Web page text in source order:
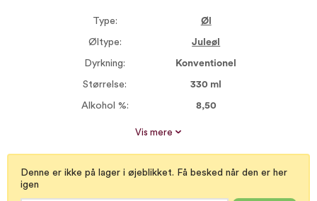
Type: Øl
Øltype: Juleøl
Dyrkning: Konventionel
Størrelse: 330 ml
Alkohol %: 8,50
Vis mere
Denne er ikke på lager i øjeblikket. Få besked når den er her
igen